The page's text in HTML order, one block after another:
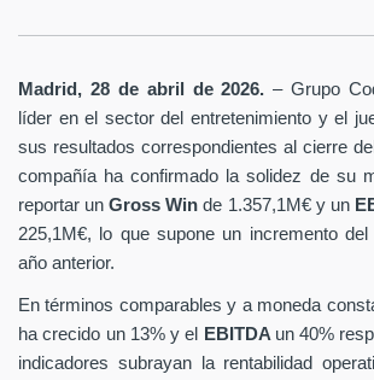
Madrid, 28 de abril de 2026. – Grupo
líder en el sector del entretenimiento y el
sus resultados correspondientes al cierre
compañía ha confirmado la solidez de su
reportar unGross Winde 1.357,1M€ y un
225,1M€, lo que supone un incremento del
año anterior.
En términos comparables y a moneda
ha crecido un 13% y el
EBITDA un 40%
indicadores subrayan la rentabilidad